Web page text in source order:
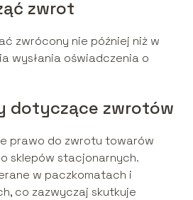
zwrot
zwrócony nie później niż w
wysłania oświadczenia o
dotyczące zwrotów
prawo do zwrotu towarów
sklepów stacjonarnych.
w paczkomatach i
co zazwyczaj skutkuje